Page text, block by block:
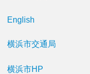
English
横浜市交通局
横浜市HP